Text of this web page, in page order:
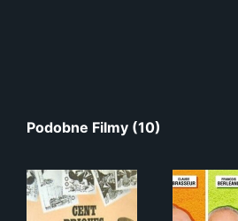
Podobne Filmy (10)